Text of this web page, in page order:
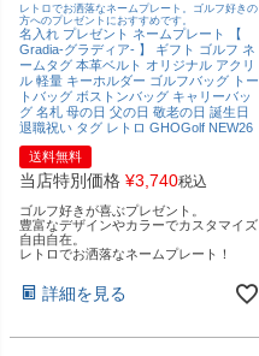
レトロでお洒落なネームプレート。ゴルフ好きの
方へのプレゼントにおすすめです。
名入れ プレゼント ネームプレート 【
Gradia-グラディア- 】 ギフト ゴルフ ネ
ームタグ 本革ベルト オリジナル アクリ
ル 軽量 キーホルダー ゴルフバッグ トー
トバッグ ボストンバッグ キャリーバッ
グ 名札 母の日 父の日 敬老の日 誕生日
退職祝い タグ レトロ GHOGolf NEW26
送料無料
当店特別価格 ¥3,740税込
ゴルフ好きが喜ぶプレゼント。
豊富なデザインやカラーでカスタマイズ
自由自在。
レトロでお洒落なネームプレート！
詳細を見る